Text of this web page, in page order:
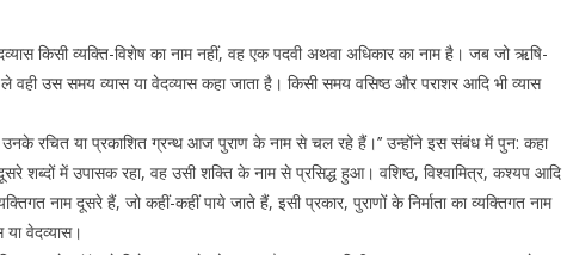
वेदव्यास किसी व्यक्ति-विशेष का नाम नहीं, वह एक पदवी अथवा अधिकार का नाम है। जब जो ऋषि-
वही उस समय व्यास या वेदव्यास कहा जाता है। किसी समय वसिष्ठ और पराशर आदि भी व्यास
रचित या प्रकाशित ग्रन्थ आज पुराण के नाम से चल रहे हैं।’’ उन्होंने इस संबंध में पुन: कहा
शब्दों में उपासक रहा, वह उसी शक्ति के नाम से प्रसिद्ध हुआ। वशिष्ठ, विश्वामित्र, कश्यप आदि
नाम दूसरे हैं, जो कहीं-कहीं पाये जाते हैं, इसी प्रकार, पुराणों के निर्माता का व्यक्तिगत नाम
या वेदव्यास।